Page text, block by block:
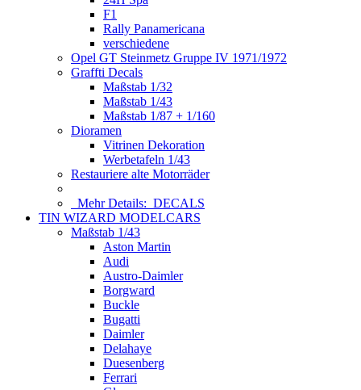
F1
Rally Panamericana
verschiedene
Opel GT Steinmetz Gruppe IV 1971/1972
Graffti Decals
Maßstab 1/32
Maßstab 1/43
Maßstab 1/87 + 1/160
Dioramen
Vitrinen Dekoration
Werbetafeln 1/43
Restauriere alte Motorräder
Mehr Details: DECALS
TIN WIZARD MODELCARS
Maßstab 1/43
Aston Martin
Audi
Austro-Daimler
Borgward
Buckle
Bugatti
Daimler
Delahaye
Duesenberg
Ferrari